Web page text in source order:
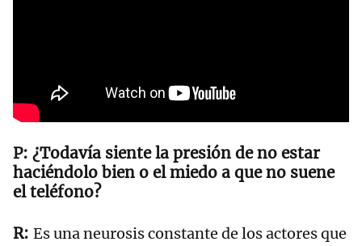
¿Todavía siente la presión de no estar
haciéndolo bien o el miedo a que no suene
el teléfono?
Es una neurosis constante de los actores que